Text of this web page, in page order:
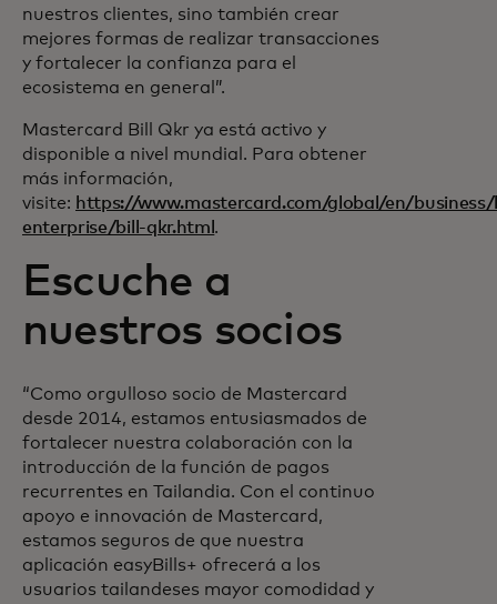
nuestros clientes, sino también crear
mejores formas de realizar transacciones
y fortalecer la confianza para el
ecosistema en general”.
Mastercard Bill Qkr ya está activo y
disponible a nivel mundial. Para obtener
más información,
visite: https://www.mastercard.com/global/en/
enterprise/bill-qkr.html .
Escuche a
nuestros socios
“Como orgulloso socio de Mastercard
desde 2014, estamos entusiasmados de
fortalecer nuestra colaboración con la
introducción de la función de pagos
recurrentes en Tailandia. Con el continuo
apoyo e innovación de Mastercard,
estamos seguros de que nuestra
aplicación easyBills+ ofrecerá a los
usuarios tailandeses mayor comodidad y